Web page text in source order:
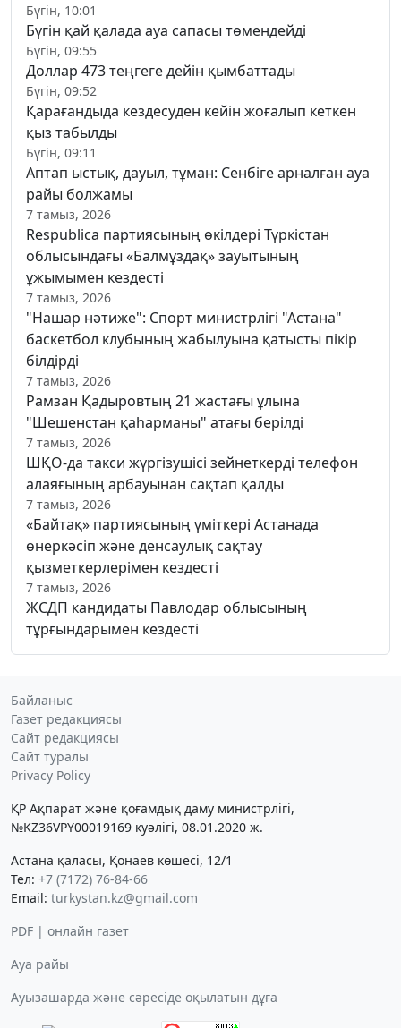
Бүгін, 10:01
Бүгін қай қалада ауа сапасы төмендейді
Бүгін, 09:55
Доллар 473 теңгеге дейін қымбаттады
Бүгін, 09:52
Қарағандыда кездесуден кейін жоғалып кеткен
қыз табылды
Бүгін, 09:11
Аптап ыстық, дауыл, тұман: Сенбіге арналған ауа
райы болжамы
7 тамыз, 2026
Respublica партиясының өкілдері Түркістан
облысындағы «Балмұздақ» зауытының
ұжымымен кездесті
7 тамыз, 2026
"Нашар нәтиже": Спорт министрлігі "Астана"
баскетбол клубының жабылуына қатысты пікір
білдірді
7 тамыз, 2026
Рамзан Қадыровтың 21 жастағы ұлына
"Шешенстан қаһарманы" атағы берілді
7 тамыз, 2026
ШҚО-да такси жүргізушісі зейнеткерді телефон
алаяғының арбауынан сақтап қалды
7 тамыз, 2026
«Байтақ» партиясының үміткері Астанада
өнеркәсіп және денсаулық сақтау
қызметкерлерімен кездесті
7 тамыз, 2026
ЖСДП кандидаты Павлодар облысының
тұрғындарымен кездесті
Байланыс
Газет редакциясы
Сайт редакциясы
Сайт туралы
Privacy Policy
ҚР Ақпарат және қоғамдық даму министрлігі,
№KZ36VPY00019169 куәлігі, 08.01.2020 ж.
Астана қаласы, Қонаев көшесі, 12/1
Тел: +7 (7172) 76-84-66
Email: turkystan.kz@gmail.com
PDF | онлайн газет
Ауа райы
Ауызашарда және сәресіде оқылатын дұға